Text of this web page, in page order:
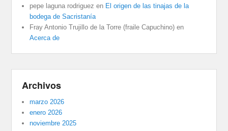
pepe laguna rodriguez en El origen de las tinajas de la
bodega de Sacristanía
Fray Antonio Trujillo de la Torre (fraile Capuchino) en
Acerca de
Archivos
marzo 2026
enero 2026
noviembre 2025